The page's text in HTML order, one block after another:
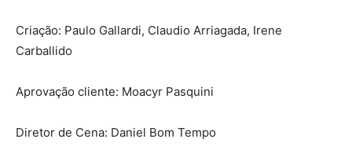
Criação: Paulo Gallardi, Claudio Arriagada, Irene
Carballido
Aprovação cliente: Moacyr Pasquini
Diretor de Cena: Daniel Bom Tempo